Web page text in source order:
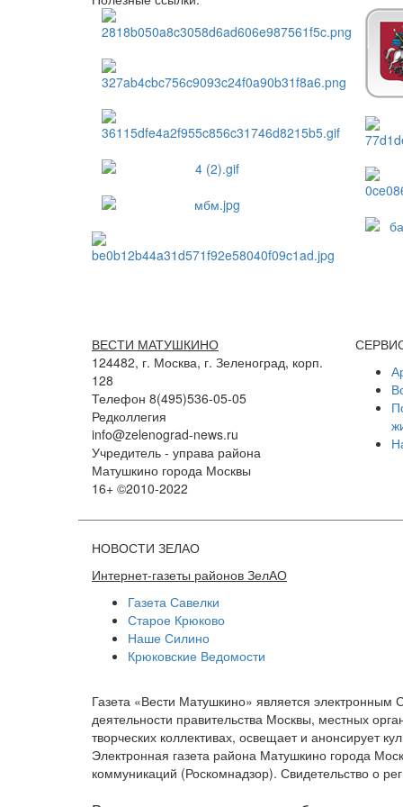
ВЕСТИ МАТУШКИНО
124482, г. Москва, г. Зеленоград, корп.
128
Телефон 8(495)536-05-05
Редколлегия
info@zelenograd-news.ru
Учредитель - управа района
Матушкино города Москвы
16+ ©2010-2022
НОВОСТИ ЗЕЛАО
Интернет-газеты районов ЗелАО
Газета Савелки
Старое Крюково
Наше Силино
Крюковские Ведомости
Газета «Вести Матушкино» является
деятельности правительства Москвы, местных
творческих коллективах, освещает и анонсирует
Электронная газета района Матушкино города
коммуникаций (Роскомнадзор). Свидетельство о